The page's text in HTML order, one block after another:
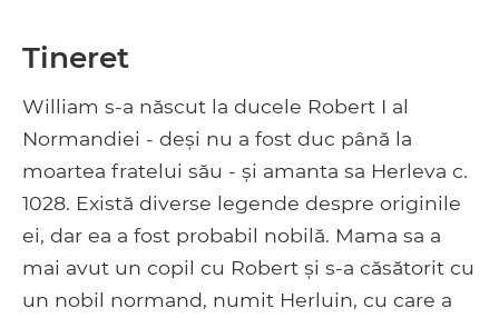
Tineret
William s-a născut la ducele Robert I al
Normandiei - deși nu a fost duc până la
moartea fratelui său - și amanta sa Herleva c.
1028. Există diverse legende despre originile
ei, dar ea a fost probabil nobilă. Mama sa a
mai avut un copil cu Robert și s-a căsătorit cu
un nobil normand, numit Herluin, cu care a